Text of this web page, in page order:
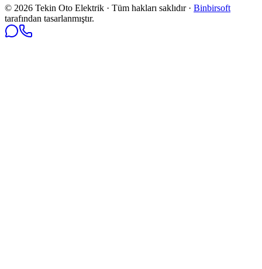
© 2026 Tekin Oto Elektrik · Tüm hakları saklıdır · Binbirsoft
tarafından tasarlanmıştır.